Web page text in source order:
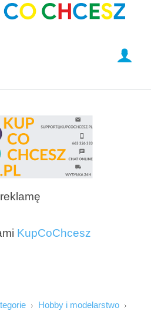
KupCoChcesz
Hobby i modelarstwo